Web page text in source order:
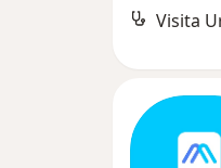
Visita